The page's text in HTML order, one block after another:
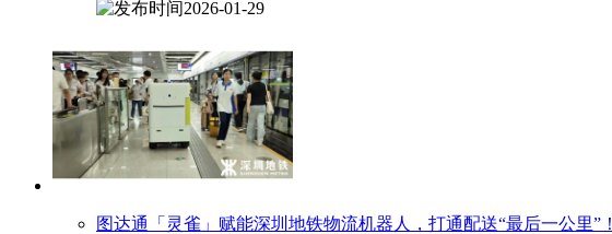
2026-01-29
图达通 「灵雀」赋能深圳地铁物流机器人，打通配送“最后一公里”！